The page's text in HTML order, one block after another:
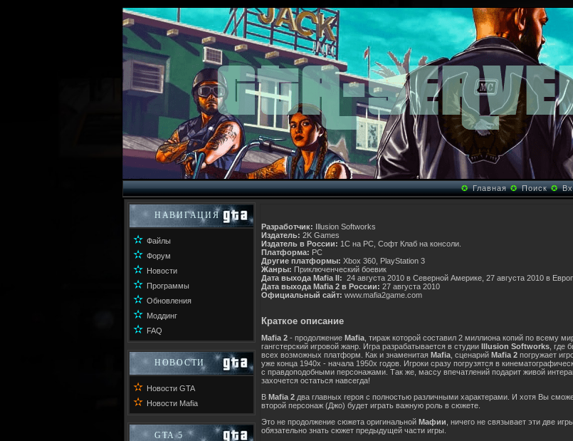
✪Главная✪Поиск✪
НАВИГАЦИЯ
✫ Файлы
✫ Форум
✫ Новости
✫ Программы
✫ Обновления
✫ Моддинг
✫ FAQ
НОВОСТИ
✫ Новости GTA
✫ Новости Mafia
GTA 5
Разработчик: Illusion Softworks
Издатель: 2K Games
Издатель в России: 1С на PC, Софт Клаб на консоли.
Платформа: PC
Другие платформы: Xbox 360, PlayStation 3
Жанры: Приключенческий боевик
Дата выхода Mafia II: 24 августа 2010 в Северной Америке, 27 августа 2010 в
Дата выхода Mafia 2 в России: 27 августа 2010
Официальный сайт: www.mafia2game.com
Краткое описание
Mafia 2 - продолжение Mafia , тираж которой составил 2 миллиона копий по всему
гангстерский игровой жанр. Игра разрабатывается в студии Illusion Softworks , где
всех возможных платформ. Как и знаменитая Mafia , сценарий Mafia 2 погружает
уже конца 1940х - начала 1950х годов. Игроки сразу погрузятся в
с правдоподобными персонажами. Так же, массу впечатлений подарит живой
захочется остаться навсегда!
В Mafia 2 два главных героя с полностью различными характерами. И хотя Вы
второй персонаж (Джо) будет играть важную роль в сюжете.
Это не продолжение сюжета оригинальной Мафии , ничего не связывает эти две
обязательно знать сюжет предыдущей части игры.